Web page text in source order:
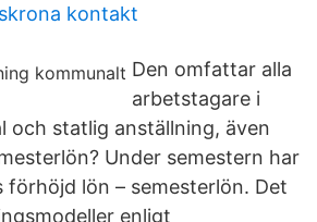
kontakt
Den omfattar alla
arbetstagare i
och statlig anställning, även
Under semestern har
förhöjd lön – semesterlön. Det
enligt